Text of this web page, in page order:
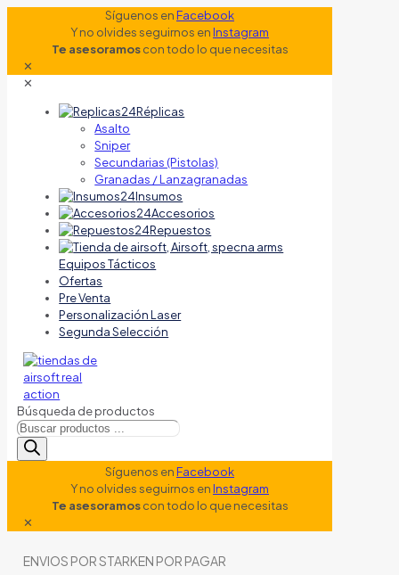
Síguenos enFacebook
Y no olvides seguirnos enInstagram
Te asesoramoscon todo lo que necesitas
✕
✕
Réplicas
Asalto
Sniper
Secundarias (Pistolas)
Granadas / Lanzagranadas
Insumos
Accesorios
Repuestos
Equipos Tácticos
Ofertas
Pre Venta
Personalización Laser
Segunda Selección
Búsqueda de productos
Síguenos enFacebook
Y no olvides seguirnos enInstagram
Te asesoramoscon todo lo que necesitas
✕
ENVIOS POR STARKEN POR PAGAR